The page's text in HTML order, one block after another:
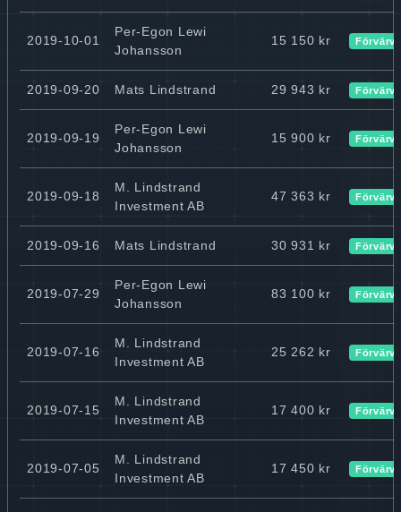
2019-10-01
Per-Egon Lewi
Johansson
15 150 kr Förvärv
2019-09-20 Mats Lindstrand 29 943 kr Förvärv
2019-09-19
Per-Egon Lewi
Johansson
15 900 kr Förvärv
2019-09-18
M. Lindstrand
Investment AB
47 363 kr Förvärv
2019-09-16 Mats Lindstrand 30 931 kr Förvärv
2019-07-29
Per-Egon Lewi
Johansson
83 100 kr Förvärv
2019-07-16
M. Lindstrand
Investment AB
25 262 kr Förvärv
2019-07-15
M. Lindstrand
Investment AB
17 400 kr Förvärv
2019-07-05
M. Lindstrand
Investment AB
17 450 kr Förvärv